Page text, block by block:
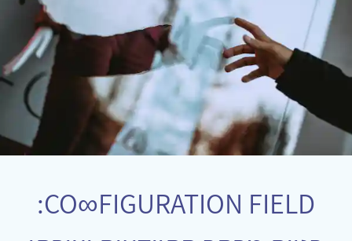
CO∞FIGURATION FIELD: